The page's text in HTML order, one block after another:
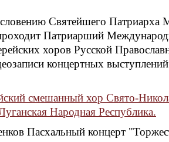
Святейшего Патриарха
Патриарший
хоров Русской
концертных
смешанный хор Свято-
Народная Республика.
Пасхальный концерт